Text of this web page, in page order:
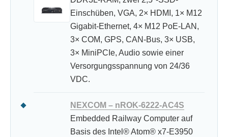
Einschüben, VGA, 2× HDMI, 1× M12
Gigabit-Ethernet, 4× M12 PoE-LAN,
3× COM, GPS, CAN-Bus, 3× USB,
3× MiniPCIe, Audio sowie einer
Versorgungsspannung von 24/36
VDC.
NEXCOM – nROK-6222-AC4S
Embedded Railway Computer auf
Basis des Intel® Atom® x7-E3950